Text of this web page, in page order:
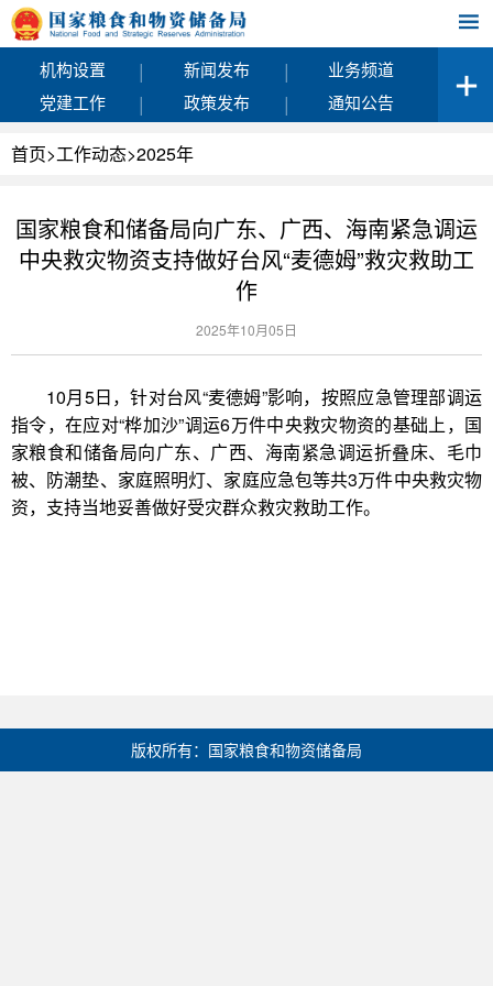
机构设置 | 新闻发布 |
业务频道
党建工作
| 政策发布 | 通知公告
首页>工作动态>2025年
国家粮食和储备局向广东、广西、海南紧急调运
中央救灾物资支持做好台风“麦德姆”救灾救助工
作
2025年10月05日
10月5日，针对台风“麦德姆”影响，按照应急管理部调运
指令，在应对“桦加沙”调运6万件中央救灾物资的基础上，国
家粮食和储备局向广东、广西、海南紧急调运折叠床、毛巾
被、防潮垫、家庭照明灯、家庭应急包等共3万件中央救灾物
资，支持当地妥善做好受灾群众救灾救助工作。
版权所有：国家粮食和物资储备局